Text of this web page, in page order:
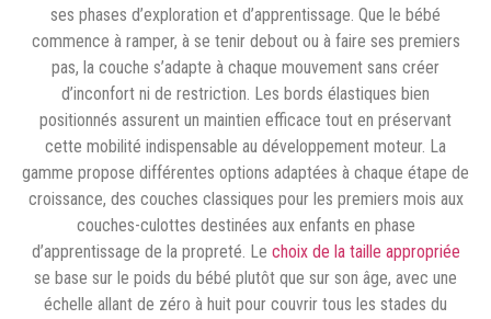
ses phases d’exploration et d’apprentissage. Que le bébé
commence à ramper, à se tenir debout ou à faire ses premiers
pas, la couche s’adapte à chaque mouvement sans créer
d’inconfort ni de restriction. Les bords élastiques bien
positionnés assurent un maintien efficace tout en préservant
cette mobilité indispensable au développement moteur. La
gamme propose différentes options adaptées à chaque étape de
croissance, des couches classiques pour les premiers mois aux
couches-culottes destinées aux enfants en phase
d’apprentissage de la propreté. Le choix de la taille appropriée
se base sur le poids du bébé plutôt que sur son âge, avec une
échelle allant de zéro à huit pour couvrir tous les stades du